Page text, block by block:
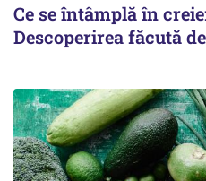
Ce se întâmplă în
Descoperirea făcută